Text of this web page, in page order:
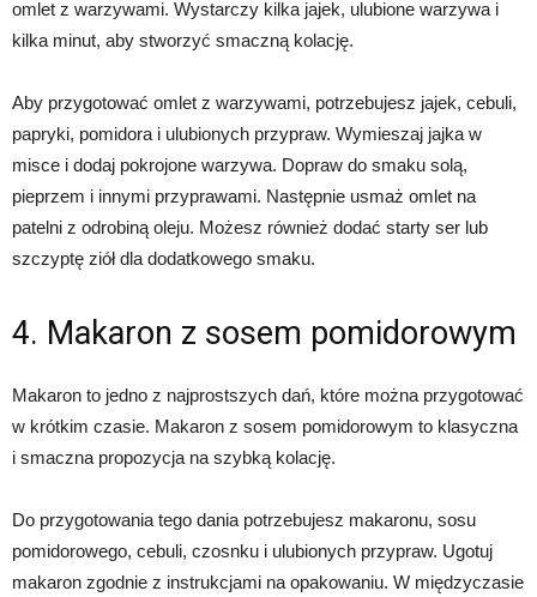
omlet z warzywami. Wystarczy kilka jajek, ulubione warzywa i
kilka minut, aby stworzyć smaczną kolację.
Aby przygotować omlet z warzywami, potrzebujesz jajek, cebuli,
papryki, pomidora i ulubionych przypraw. Wymieszaj jajka w
misce i dodaj pokrojone warzywa. Dopraw do smaku solą,
pieprzem i innymi przyprawami. Następnie usmaż omlet na
patelni z odrobiną oleju. Możesz również dodać starty ser lub
szczyptę ziół dla dodatkowego smaku.
4. Makaron z sosem pomidorowym
Makaron to jedno z najprostszych dań, które można przygotować
w krótkim czasie. Makaron z sosem pomidorowym to klasyczna
i smaczna propozycja na szybką kolację.
Do przygotowania tego dania potrzebujesz makaronu, sosu
pomidorowego, cebuli, czosnku i ulubionych przypraw. Ugotuj
makaron zgodnie z instrukcjami na opakowaniu. W międzyczasie